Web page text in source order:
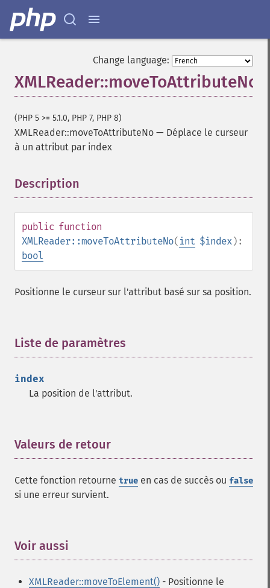
Change language:
XMLReader::moveToAttributeNo
(PHP 5 >= 5.1.0, PHP 7, PHP 8)
XMLReader::moveToAttributeNo — Déplace le curseur
à un attribut par index
Description
public function
XMLReader::moveToAttributeNo( int $index):
bool
Positionne le curseur sur l'attribut basé sur sa position.
Liste de paramètres
index
La position de l'attribut.
Valeurs de retour
Cette fonction retourne true en cas de succès ou false
si une erreur survient.
Voir aussi
XMLReader::moveToElement() - Positionne le